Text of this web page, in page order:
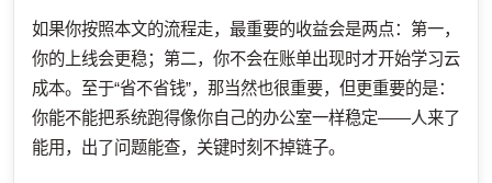
如果你按照本文的流程走，最重要的收益会是两点：第一，
你的上线会更稳；第二，你不会在账单出现时才开始学习云
成本。至于“省不省钱”，那当然也很重要，但更重要的是：
你能不能把系统跑得像你自己的办公室一样稳定——人来了
能用，出了问题能查，关键时刻不掉链子。